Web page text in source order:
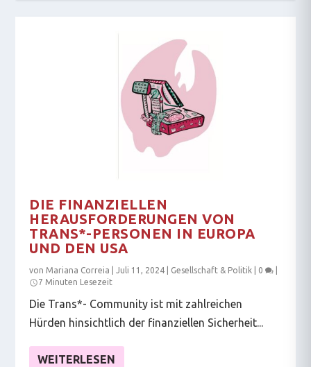
DIE FINANZIELLEN
HERAUSFORDERUNGEN VON
TRANS*-PERSONEN IN EUROPA
UND DEN USA
von Mariana Correia |Juli 11, 2024 Gesellschaft & Politik 0
7 Minuten Lesezeit
Die Trans*- Community ist mit zahlreichen
Hürden hinsichtlich der finanziellen Sicherheit...
WEITERLESEN